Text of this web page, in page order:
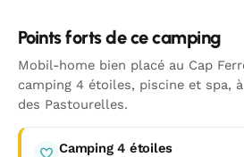
Points forts de ce camping
Mobil-home bien placé au Cap
camping 4 étoiles, piscine et spa,
des Pastourelles.
Camping 4 étoiles